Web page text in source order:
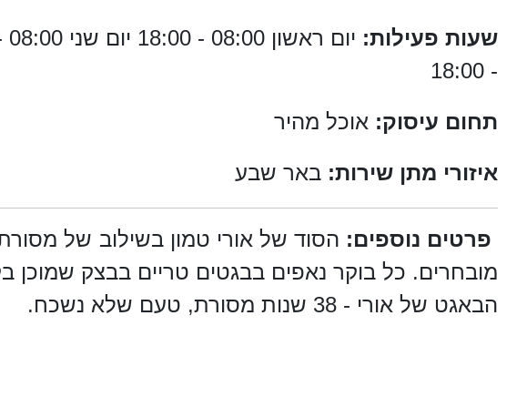
שעות פעילות:
- 18:00
תחום עיסוק: אוכל מהיר
איזורי מתן שירות: באר שבע
פרטים נוספים: הסוד של אורי טמון בשילוב של
מובחרים. כל בוקר נאפים בבגטים טריים בבצק
הבאגט של אורי - 38 שנות מסורת, טעם שלא נשכח.